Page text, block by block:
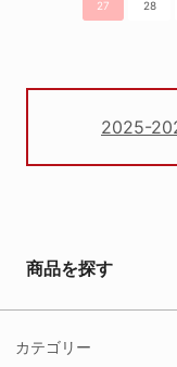
27 28
2025-
商品を探す
カテゴリー